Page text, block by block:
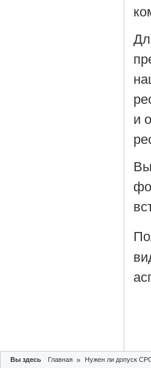
и
Вы здесь Главная » Нужен ли допуск